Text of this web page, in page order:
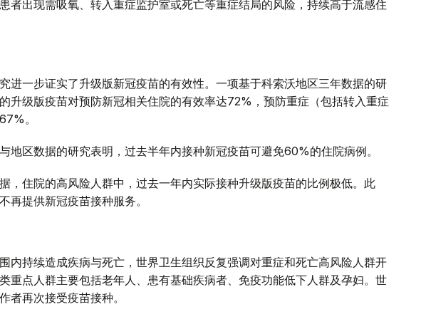
者出现需吸氧、转入重症监护室或死亡等重症结局的风险，持续高于流感住
进一步证实了升级版新冠疫苗的有效性。一项基于科索沃地区三年数据的研
升级版疫苗对预防新冠相关住院的有效率达72%，预防重症（包括转入重症
。
地区数据的研究表明，过去半年内接种新冠疫苗可避免60%的住院病例。
，住院的高风险人群中，过去一年内实际接种升级版疫苗的比例极低。此
再提供新冠疫苗接种服务。
内持续造成疾病与死亡，世界卫生组织反复强调对重症和死亡高风险人群开
重点人群主要包括老年人、患有基础疾病者、免疫功能低下人群及孕妇。世
者再次接受疫苗接种。